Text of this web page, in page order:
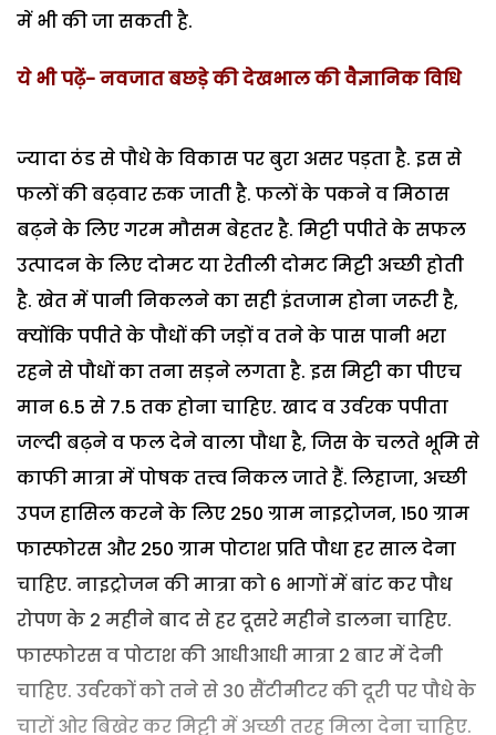
में भी की जा सकती है.
ये भी पढ़ें- नवजात बछड़े की देखभाल की वैज्ञानिक विधि
ज्यादा ठंड से पौधे के विकास पर बुरा असर पड़ता है. इस से
फलों की बढ़वार रुक जाती है. फलों के पकने व मिठास
बढ़ने के लिए गरम मौसम बेहतर है. मिट्टी पपीते के सफल
उत्पादन के लिए दोमट या रेतीली दोमट मिट्टी अच्छी होती
है. खेत में पानी निकलने का सही इंतजाम होना जरूरी है,
क्योंकि पपीते के पौधों की जड़ों व तने के पास पानी भरा
रहने से पौधों का तना सड़ने लगता है. इस मिट्टी का पीएच
मान 6.5 से 7.5 तक होना चाहिए. खाद व उर्वरक पपीता
जल्दी बढ़ने व फल देने वाला पौधा है, जिस के चलते भूमि से
काफी मात्रा में पोषक तत्त्व निकल जाते हैं. लिहाजा, अच्छी
उपज हासिल करने के लिए 250 ग्राम नाइट्रोजन, 150 ग्राम
फास्फोरस और 250 ग्राम पोटाश प्रति पौधा हर साल देना
चाहिए. नाइट्रोजन की मात्रा को 6 भागों में बांट कर पौध
रोपण के 2 महीने बाद से हर दूसरे महीने डालना चाहिए.
फास्फोरस व पोटाश की आधीआधी मात्रा 2 बार में देनी
चाहिए. उर्वरकों को तने से 30 सैंटीमीटर की दूरी पर पौधे के
चारों ओर बिखेर कर मिट्टी में अच्छी तरह मिला देना चाहिए.